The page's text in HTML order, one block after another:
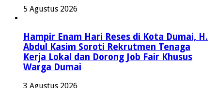
5 Agustus 2026
Hampir Enam Hari Reses di Kota Dumai, H.
Abdul Kasim Soroti Rekrutmen Tenaga
Kerja Lokal dan Dorong Job Fair Khusus
Warga Dumai
3 Agustus 2026